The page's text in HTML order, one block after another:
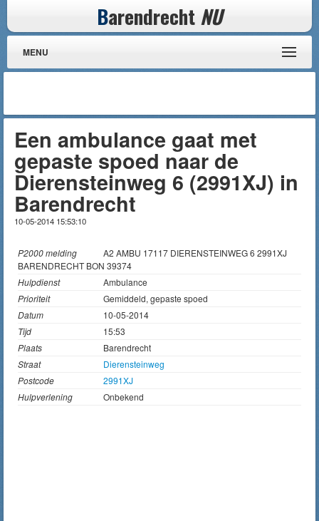
Barendrecht NU
MENU
Een ambulance gaat met
gepaste spoed naar de
Dierensteinweg 6 (2991XJ) in
Barendrecht
10-05-2014 15:53:10
P2000 melding
A2 AMBU 17117 DIERENSTEINWEG 6 2991XJ
BARENDRECHT BON 39374
Hulpdienst
Ambulance
Prioriteit
Gemiddeld, gepaste spoed
Datum
10-05-2014
Tijd
15:53
Plaats
Barendrecht
Straat
Dierensteinweg
Postcode
2991XJ
Hulpverlening
Onbekend